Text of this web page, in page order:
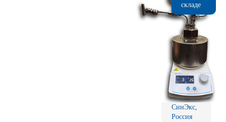
складе
СинЭкс,
Россия